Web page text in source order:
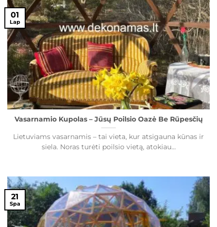
Vasarnamio Kupolas – Jūsų Poilsio Oazė Be Rūpesčių
Lietuviams vasarnamis – tai vieta, kur atsigauna kūnas ir
siela. Noras turėti poilsio vietą, atokiau...
01
Lap
21
Spa